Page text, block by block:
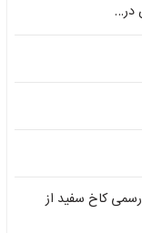
در…
رسمی کاخ سفید از